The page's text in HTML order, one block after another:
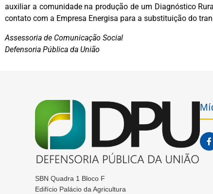
auxiliar a comunidade na produção de um Diagnóstico
contato com a Empresa Energisa para a substituição do
Assessoria de Comunicação Social
Defensoria Pública da União
SBN Quadra 1 Bloco F
Edifício Palácio da Agricultura